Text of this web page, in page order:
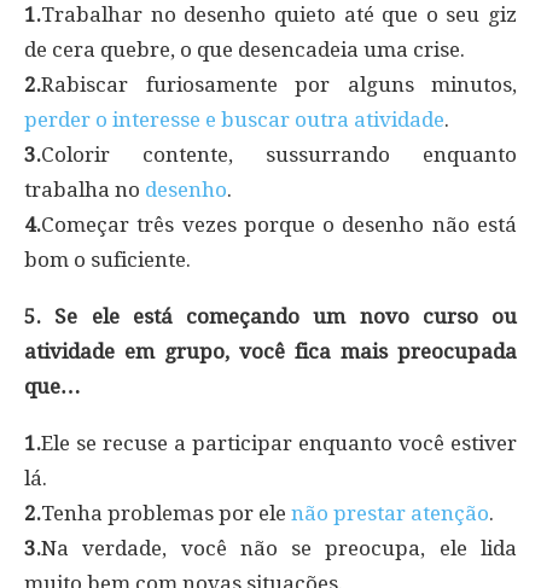
1.Trabalhar no desenho quieto até que o seu giz
de cera quebre, o que desencadeia uma crise.
2.Rabiscar furiosamente por alguns minutos,
perder o interesse e buscar outra atividade.
3.Colorir contente, sussurrando enquanto
trabalha no desenho.
4.Começar três vezes porque o desenho não está
bom o suficiente.
5. Se ele está começando um novo curso ou
atividade em grupo, você fica mais preocupada
que…
1.Ele se recuse a participar enquanto você estiver
lá.
2.Tenha problemas por ele não prestar atenção.
3.Na verdade, você não se preocupa, ele lida